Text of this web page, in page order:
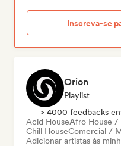
Inscreva-se
Orion
Playlist
> 4000 feedbacks
Acid HouseAfro House /
Chill HouseComercial /
Adicionar artistas às